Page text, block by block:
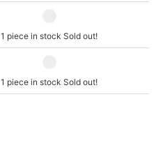
1 piece in stock Sold out!
1 piece in stock Sold out!